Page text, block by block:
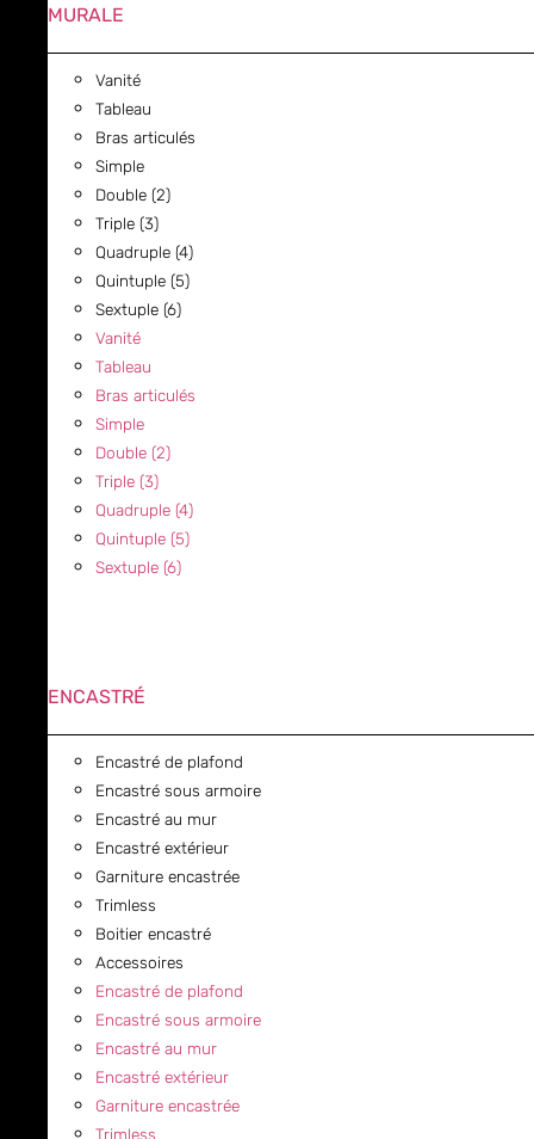
MURALE
Vanité
Tableau
Bras articulés
Simple
Double (2)
Triple (3)
Quadruple (4)
Quintuple (5)
Sextuple (6)
Vanité
Tableau
Bras articulés
Simple
Double (2)
Triple (3)
Quadruple (4)
Quintuple (5)
Sextuple (6)
ENCASTRÉ
Encastré de plafond
Encastré sous armoire
Encastré au mur
Encastré extérieur
Garniture encastrée
Trimless
Boitier encastré
Accessoires
Encastré de plafond
Encastré sous armoire
Encastré au mur
Encastré extérieur
Garniture encastrée
Trimless